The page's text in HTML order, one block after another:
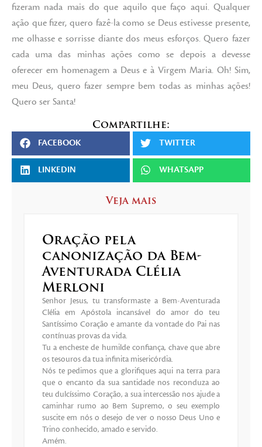
fizeram nada mais do que aquilo que faço aqui. Qualquer
ação que fizer, quero fazê-la como se Deus estivesse presente,
me olhasse e sorrisse diante dos meus esforços. Quero fazer
cada uma das minhas ações como se depois a devesse
oferecer em homenagem a Deus e à Virgem Maria. Oh! Sim,
meu Deus, quero fazer sempre bem todas as minhas ações!
Quero ser Santa!
Compartilhe:
FACEBOOK TWITTER
LINKEDIN WHATSAPP
Veja mais
Oração pela
canonização da Bem-
Aventurada Clélia
Merloni
Senhor Jesus, tu transformaste a Bem-Aventurada
Clélia em Apóstola incansável do amor do teu
Santíssimo Coração e amante da vontade do Pai nas
contínuas provas da vida.
Tu a encheste de humilde confiança, chave que abre
os tesouros da tua infinita misericórdia.
Nós te pedimos que a glorifiques aqui na terra para
que o encanto da sua santidade nos reconduza ao
teu dulcíssimo Coração, a sua intercessão nos ajude a
caminhar rumo ao Bem Supremo, o seu exemplo
suscite em nós o desejo de ver o nosso Deus Uno e
Trino conhecido, amado e servido.
Amém.